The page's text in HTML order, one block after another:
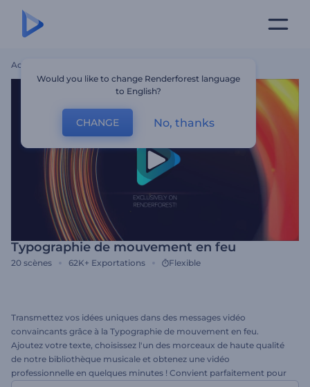
Accueil
Typographie de mouvement en feu
20 scènes 62K+ Exportations Flexible
Transmettez vos idées uniques dans des messages vidéo
convaincants grâce à la Typographie de mouvement en feu.
Ajoutez votre texte, choisissez l'un des morceaux de haute qualité
de notre bibliothèque musicale et obtenez une vidéo
professionnelle en quelques minutes ! Convient parfaitement pour
Would you like to change Renderforest language
to English?
CHANGE No, thanks